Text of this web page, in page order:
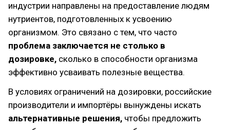
индустрии направлены на предоставление людям
нутриентов, подготовленных к усвоению
организмом. Это связано с тем, что часто
проблема заключается не столько в
дозировке, сколько в способности организма
эффективно усваивать полезные вещества.
В условиях ограничений на дозировки, российские
производители и импортёры вынуждены искать
альтернативные решения, чтобы предложить